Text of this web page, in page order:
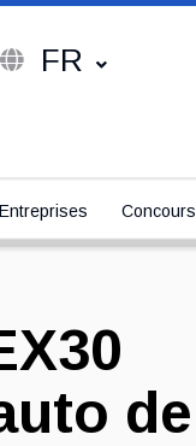
FR
Entreprises Concours
de